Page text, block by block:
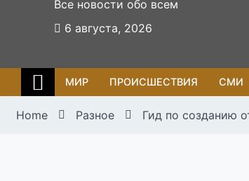
Все новости обо всем
6 августа, 2026
МИР ПРОИСШЕСТВИЯ СМИ
Home Разное Гид по созданию